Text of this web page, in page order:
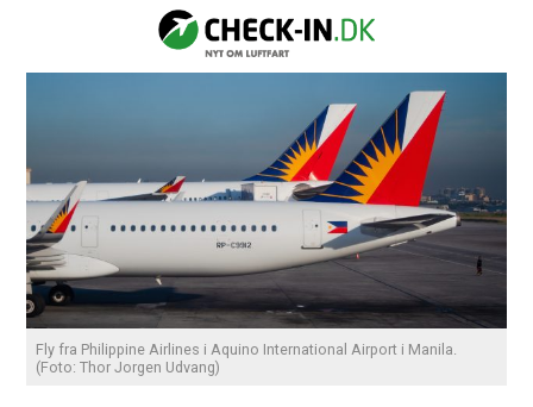
Fly fra Philippine Airlines i Aquino International Airport i Manila.
(Foto: Thor Jorgen Udvang)